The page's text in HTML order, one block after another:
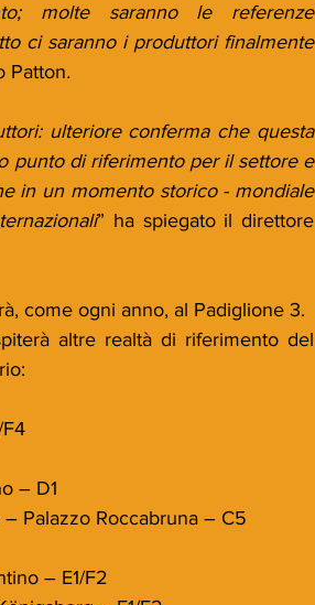
molte saranno le referenze
ci saranno i produttori finalmente
Patton.
ulteriore conferma che questa
punto di riferimento per il settore e
in un momento storico - mondiale
” ha spiegato il direttore
come ogni anno, al Padiglione 3.
altre realtà di riferimento del
– D1
Palazzo Roccabruna – C5
– E1/F2